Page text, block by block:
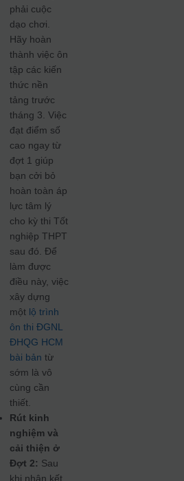
phải cuộc
dạo chơi.
Hãy hoàn
thành việc ôn
tập các kiến
thức nền
tảng trước
tháng 3. Việc
đạt điểm số
cao ngay từ
đợt 1 giúp
bạn cởi bỏ
hoàn toàn áp
lực tâm lý
cho kỳ thi Tốt
nghiệp THPT
sau đó. Để
làm được
điều này, việc
xây dựng
một lộ trình
ôn thi ĐGNL
ĐHQG HCM
bài bản từ
sớm là vô
cùng cần
thiết.
Rút kinh
nghiệm và
cải thiện ở
Đợt 2: Sau
khi nhận kết